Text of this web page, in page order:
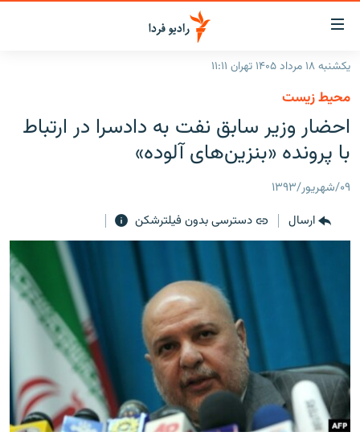
لینک‌های
قابلیت
دسترسی
بازگشت
منوی
اصلی
رفتن
صفحه
جستجو
جهان
رادیو
برنامه‌های رادیویی
پادکست
چندرسانه‌ای
زنان فردا
یکشنبه ۱۸ مرداد ۱۴۰۵ تهران ۱۱:۱۱
محیط زیست
احضار وزیر سابق نفت به دادسرا در ارتباط
با پرونده «بنزین‌های آلوده»
۰۹/شهریور/۱۳۹۳
ارسال
دسترسی بدون فیلترشکن